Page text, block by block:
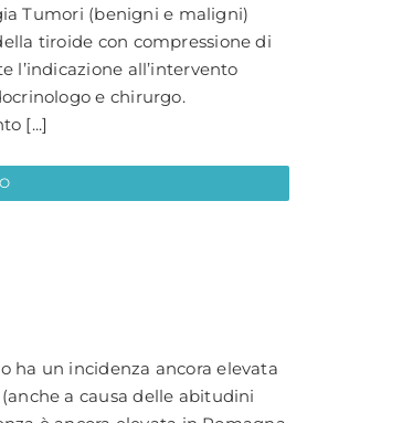
Tumori (benigni e maligni)
tiroide con compressione di
l’indicazione all’intervento
e chirurgo.
[...]
ha un incidenza ancora elevata
a causa delle abitudini